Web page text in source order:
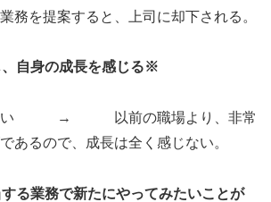
務を提案すると、上司に却下される。
、自身の成長を感じる※
ない → 以前の職場より、非常
あるので、成長は全く感じない。
する業務で新たにやってみたいことが